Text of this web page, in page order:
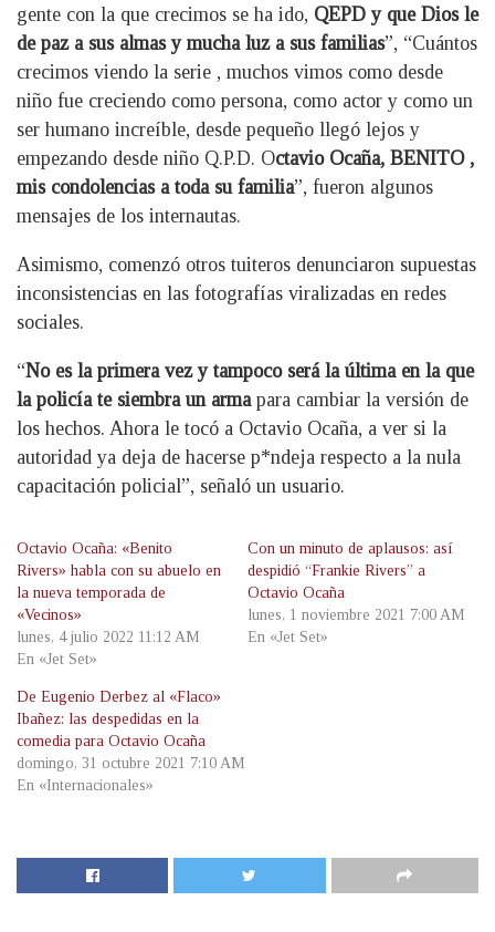
gente con la que crecimos se ha ido, QEPD y que Dios le
de paz a sus almas y mucha luz a sus familias”, “Cuántos
crecimos viendo la serie , muchos vimos como desde
niño fue creciendo como persona, como actor y como un
ser humano increíble, desde pequeño llegó lejos y
empezando desde niño Q.P.D. Octavio Ocaña, BENITO ,
mis condolencias a toda su familia”, fueron algunos
mensajes de los internautas.
Asimismo, comenzó otros tuiteros denunciaron supuestas
inconsistencias en las fotografías viralizadas en redes
sociales.
“No es la primera vez y tampoco será la última en la que
la policía te siembra un armapara cambiar la versión de
los hechos. Ahora le tocó a Octavio Ocaña, a ver si la
autoridad ya deja de hacerse p*ndeja respecto a la nula
capacitación policial”, señaló un usuario.
Octavio Ocaña: «Benito
Rivers» habla con su abuelo en
la nueva temporada de
«Vecinos»
lunes, 4 julio 2022 11:12 AM
En «Jet Set»
Con un minuto de aplausos: así
despidió “Frankie Rivers” a
Octavio Ocaña
lunes, 1 noviembre 2021 7:00 AM
En «Jet Set»
De Eugenio Derbez al «Flaco»
Ibañez: las despedidas en la
comedia para Octavio Ocaña
domingo, 31 octubre 2021 7:10 AM
En «Internacionales»